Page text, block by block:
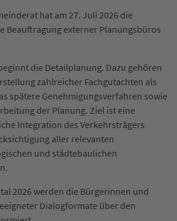
hat am 27. Juli 2026 die
Beauftragung externer Planungsbüros
die Detailplanung. Dazu gehören
zahlreicher Fachgutachten als
spätere Genehmigungsverfahren sowie
der Planung. Ziel ist eine
Integration des Verkehrsträgers
aller relevanten
und städtebaulichen
2026 werden die Bürgerinnen und
Dialogformate über den